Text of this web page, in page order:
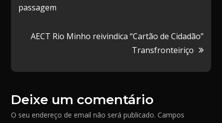
artigos
passagem
AECT Rio Minho reivindica “Cartão de Cidadão”
Transfronteiriço
Deixe um comentário
O seu endereço de email não será publicado. Campos